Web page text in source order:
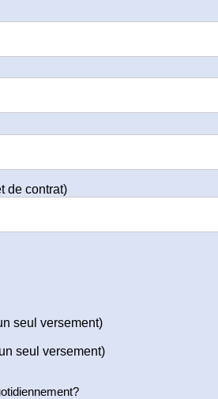
de contrat)
seul versement)
seul versement)